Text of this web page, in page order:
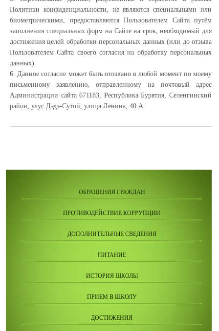
Политики конфиденциальности, не являются специальными или
биометрическими, предоставляются Пользователем Сайта путём
заполнения специальных форм на Сайте на срок, необходимый для
достижения целей обработки персональных данных (или до отзыва
Пользователем Сайта своего согласия на обработку персональных
данных).
6. Данное согласие может быть отозвано в любой момент по моему
письменному заявлению, отправленному на почтовый адрес
Администрации сайта 671183, Республика Бурятия, Селенгинский
район, улус Дэдэ-Сутой, улица Ленина, 40 А.
ОБРАЩЕНИЯ ГРАЖДАН
ПРОТИВОДЕЙСТВИЕ КОРРУПЦИИ
ДОПОЛНИТЕЛЬНЫЕ СВЕДЕНИЯ
ПИТАНИЕ
ИСТОРИЯ ШКОЛЫ
ПРИЕМ В ШКОЛУ
ДОСТИЖЕНИЯ